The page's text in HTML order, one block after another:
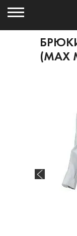
(MAX